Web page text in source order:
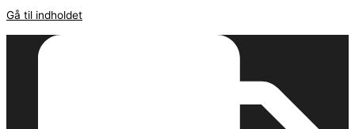
Gå til indholdet